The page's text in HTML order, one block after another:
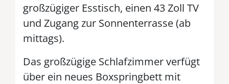
großzügiger Esstisch, einen 43 Zoll TV
und Zugang zur Sonnenterrasse (ab
mittags).
Das großzügige Schlafzimmer verfügt
über ein neues Boxspringbett mit